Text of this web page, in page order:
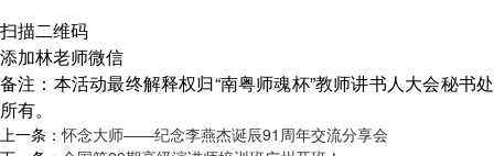
扫描二维码
添加林老师微信
备注：本活动最终解释权归“南粤师魂杯”教师讲书人大会秘书处
所有。
上一条：怀念大师——纪念李燕杰诞辰91周年交流分享会